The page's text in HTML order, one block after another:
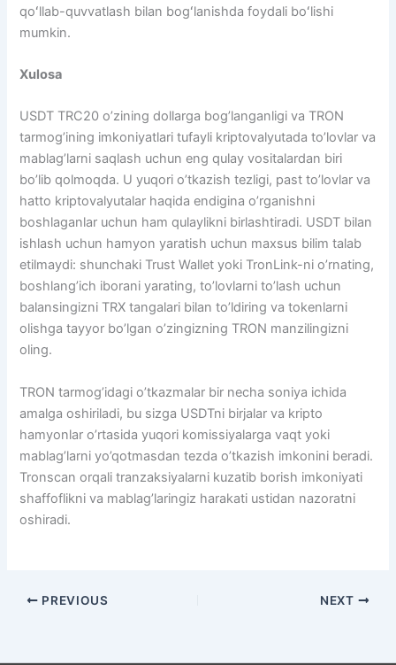
qoʻllab-quvvatlash bilan bogʻlanishda foydali boʻlishi
mumkin.
Xulosa
USDT TRC20 o’zining dollarga bog’langanligi va TRON
tarmog’ining imkoniyatlari tufayli kriptovalyutada to’lovlar va
mablag’larni saqlash uchun eng qulay vositalardan biri
bo’lib qolmoqda. U yuqori o’tkazish tezligi, past to’lovlar va
hatto kriptovalyutalar haqida endigina o’rganishni
boshlaganlar uchun ham qulaylikni birlashtiradi. USDT bilan
ishlash uchun hamyon yaratish uchun maxsus bilim talab
etilmaydi: shunchaki Trust Wallet yoki TronLink-ni o’rnating,
boshlang’ich iborani yarating, to’lovlarni to’lash uchun
balansingizni TRX tangalari bilan to’ldiring va tokenlarni
olishga tayyor bo’lgan o’zingizning TRON manzilingizni
oling.
TRON tarmog’idagi o’tkazmalar bir necha soniya ichida
amalga oshiriladi, bu sizga USDTni birjalar va kripto
hamyonlar o’rtasida yuqori komissiyalarga vaqt yoki
mablag’larni yo’qotmasdan tezda o’tkazish imkonini beradi.
Tronscan orqali tranzaksiyalarni kuzatib borish imkoniyati
shaffoflikni va mablag’laringiz harakati ustidan nazoratni
oshiradi.
PREVIOUS NEXT